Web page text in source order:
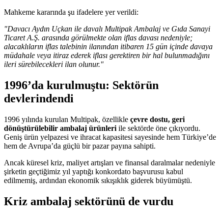
Mahkeme kararında şu ifadelere yer verildi:
"Davacı Aydın Uçkan ile davalı Multipak Ambalaj ve Gıda Sanayi
Ticaret A.Ş. arasında görülmekte olan iflas davası nedeniyle;
alacaklıların iflas talebinin ilanından itibaren 15 gün içinde davaya
müdahale veya itiraz ederek iflası gerektiren bir hal bulunmadığını
ileri sürebilecekleri ilan olunur."
1996’da kurulmuştu: Sektörün
devlerindendi
1996 yılında kurulan Multipak, özellikle çevre dostu, geri
dönüştürülebilir ambalaj ürünleri ile sektörde öne çıkıyordu.
Geniş ürün yelpazesi ve ihracat kapasitesi sayesinde hem Türkiye’de
hem de Avrupa’da güçlü bir pazar payına sahipti.
Ancak küresel kriz, maliyet artışları ve finansal daralmalar nedeniyle
şirketin geçtiğimiz yıl yaptığı konkordato başvurusu kabul
edilmemiş, ardından ekonomik sıkışıklık giderek büyümüştü.
Kriz ambalaj sektörünü de vurdu